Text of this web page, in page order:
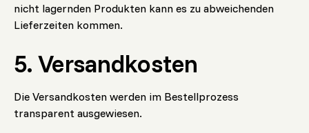
nicht lagernden Produkten kann es zu abweichenden
Lieferzeiten kommen.
5. Versandkosten
Die Versandkosten werden im Bestellprozess
transparent ausgewiesen.